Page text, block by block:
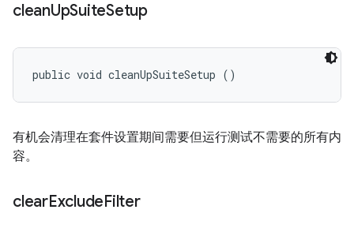
cleanUpSuiteSetup
public void cleanUpSuiteSetup ()
有机会清理在套件设置期间需要但运行测试不需要的所有内
容。
clearExcludeFilter